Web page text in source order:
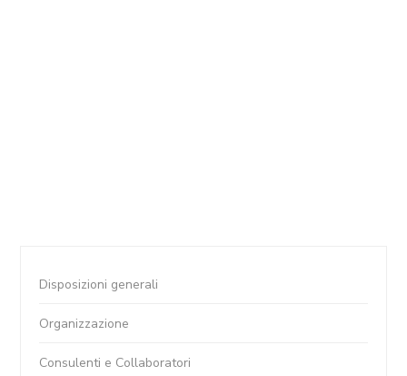
Disposizioni generali
Organizzazione
Consulenti e Collaboratori